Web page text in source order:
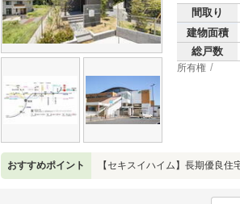
間取り
建物面積
総戸数
所有権
おすすめポイント 【セキスイハイム】長期優良住